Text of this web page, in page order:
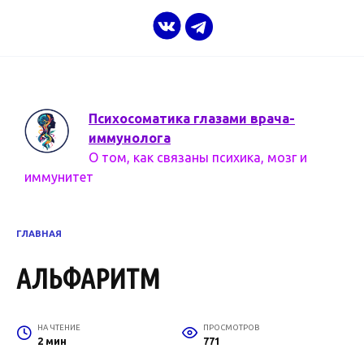
Психосоматика глазами врача-
иммунолога
О том, как связаны психика, мозг и
иммунитет
ГЛАВНАЯ
АЛЬФАРИТМ
НА ЧТЕНИЕ
2 мин
ПРОСМОТРОВ
771